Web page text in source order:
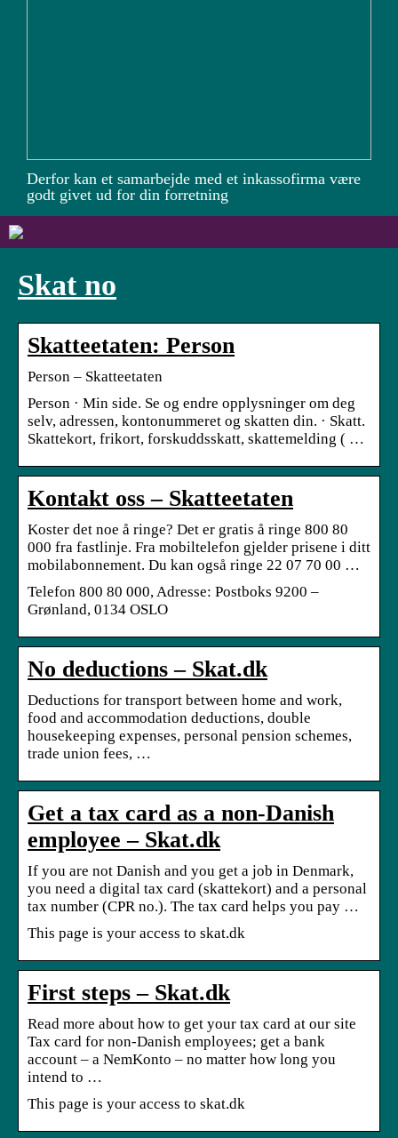
Derfor kan et samarbejde med et inkassofirma være
godt givet ud for din forretning
Skat no
Skatteetaten: Person
Person – Skatteetaten
Person · Min side. Se og endre opplysninger om deg
selv, adressen, kontonummeret og skatten din. · Skatt.
Skattekort, frikort, forskuddsskatt, skattemelding ( …
Kontakt oss – Skatteetaten
Koster det noe å ringe? Det er gratis å ringe 800 80
000 fra fastlinje. Fra mobiltelefon gjelder prisene i ditt
mobilabonnement. Du kan også ringe 22 07 70 00 …
Telefon 800 80 000, Adresse: Postboks 9200 –
Grønland, 0134 OSLO
No deductions – Skat.dk
Deductions for transport between home and work,
food and accommodation deductions, double
housekeeping expenses, personal pension schemes,
trade union fees, …
Get a tax card as a non-Danish
employee – Skat.dk
If you are not Danish and you get a job in Denmark,
you need a digital tax card (skattekort) and a personal
tax number (CPR no.). The tax card helps you pay …
This page is your access to skat.dk
First steps – Skat.dk
Read more about how to get your tax card at our site
Tax card for non-Danish employees; get a bank
account – a NemKonto – no matter how long you
intend to …
This page is your access to skat.dk